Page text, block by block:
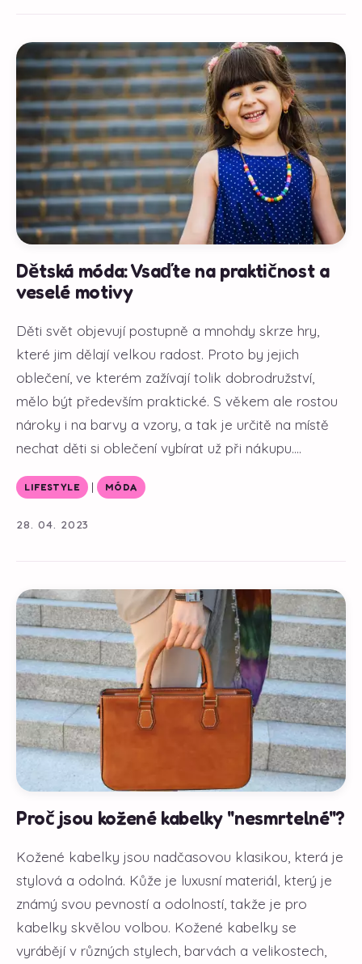
Dětská móda: Vsaďte na praktičnost a
veselé motivy
Děti svět objevují postupně a mnohdy skrze hry,
které jim dělají velkou radost. Proto by jejich
oblečení, ve kterém zažívají tolik dobrodružství,
mělo být především praktické. S věkem ale rostou
nároky i na barvy a vzory, a tak je určitě na místě
nechat děti si oblečení vybírat už při nákupu....
LIFESTYLE | MÓDA
28. 04. 2023
Proč jsou kožené kabelky "nesmrtelné"?
Kožené kabelky jsou nadčasovou klasikou, která je
stylová a odolná. Kůže je luxusní materiál, který je
známý svou pevností a odolností, takže je pro
kabelky skvělou volbou. Kožené kabelky se
vyrábějí v různých stylech, barvách a velikostech,